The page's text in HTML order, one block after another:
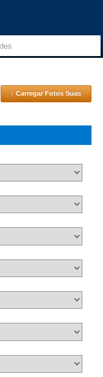
↑ Carregar Fotos Suas